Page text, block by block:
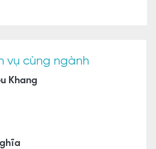
vụ cùng ngành
Khang